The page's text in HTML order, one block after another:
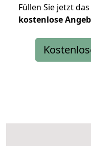
Füllen Sie jetzt
kostenlose